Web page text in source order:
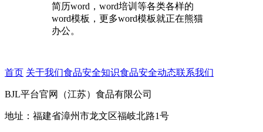
简历word，word培训等各类各样的
word模板，更多word模板就正在熊猫
办公。
首页 关于我们食品安全知识食品安全动态联系我们
BJL平台官网（江苏）食品有限公司
地址：福建省漳州市龙文区福岐北路1号